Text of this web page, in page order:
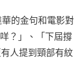
的金句和電影對
？」、「下屆撐
人提到頸部有紋